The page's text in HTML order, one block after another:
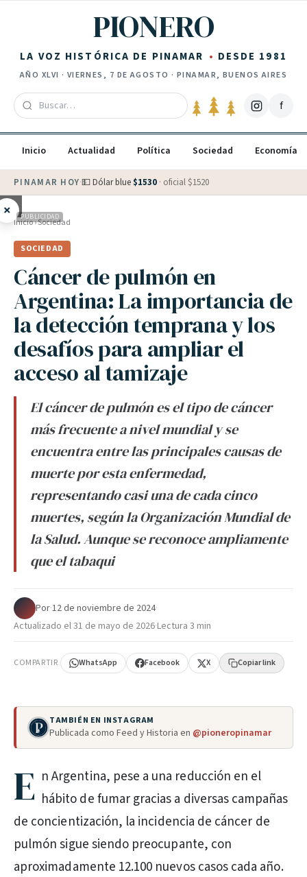
PIONERO
LA VOZ HISTÓRICA DE PINAMAR DESDE 1981
AÑO XLVI · VIERNES, 7 DE AGOSTO · PINAMAR, BUENOS AIRES
f
Inicio Actualidad Política Sociedad Economía
PINAMAR HOY·💵 Dólar blue $1530 · oficial $1520
× PUBLICIDAD
Inicio›Sociedad
SOCIEDAD
Cáncer de pulmón en
Argentina: La importancia de
la detección temprana y los
desafíos para ampliar el
acceso al tamizaje
El cáncer de pulmón es el tipo de cáncer
más frecuente a nivel mundial y se
encuentra entre las principales causas de
muerte por esta enfermedad,
representando casi una de cada cinco
muertes, según la Organización Mundial de
la Salud. Aunque se reconoce ampliamente
que el tabaqui
Por·12 de noviembre de 2024·
Actualizado el31 de mayo de 2026·Lectura 3 min
COMPARTIR WhatsApp Facebook X Copiar link
TAMBIÉN EN INSTAGRAM
Publicada como Feed y Historia en @pioneropinamar
E n Argentina, pese a una reducción en el
hábito de fumar gracias a diversas campañas
de concientización, la incidencia de cáncer de
pulmón sigue siendo preocupante, con
aproximadamente 12.100 nuevos casos cada año.